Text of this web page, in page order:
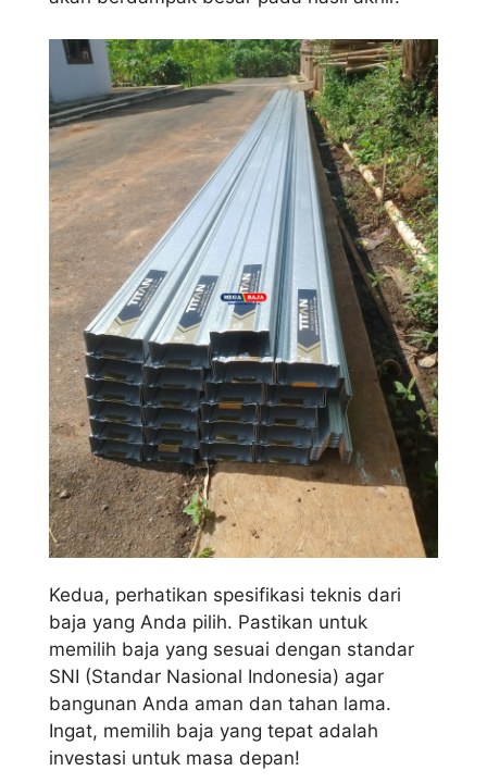
Kedua, perhatikan spesifikasi teknis dari
baja yang Anda pilih. Pastikan untuk
memilih baja yang sesuai dengan standar
SNI (Standar Nasional Indonesia) agar
bangunan Anda aman dan tahan lama.
Ingat, memilih baja yang tepat adalah
investasi untuk masa depan!